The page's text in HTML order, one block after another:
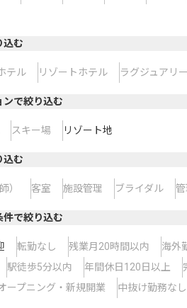
込む
テル リゾートホテル ラグジュアリ
ンで絞り込む
スキー場 リゾート地
込む
） 客室 施設管理 ブライダル
件で絞り込む
転勤なし 残業月20時間以内 海外
駅徒歩5分以内 年間休日120日以上
ープニング・新規開業 中抜け勤務なし